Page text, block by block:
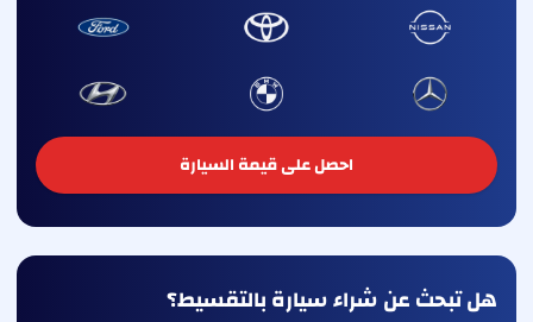
احصل على قيمة السيارة
هل تبحث عن شراء سيارة بالتقسيط؟